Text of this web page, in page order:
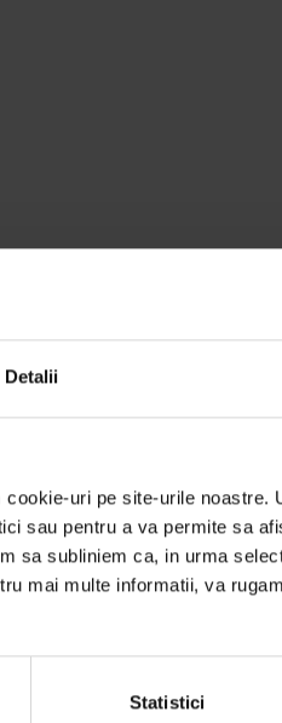
Detalii
uri pe site-urile noastre.
sau pentru a va permite sa
sa subliniem ca, in urma
mai multe informatii, va
Statistici